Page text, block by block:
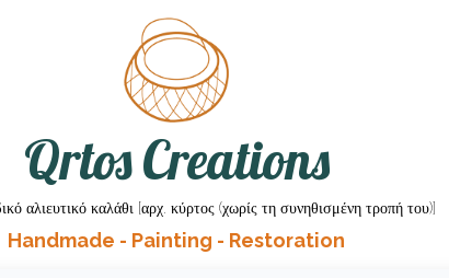
Qrtos Creations
αλιευτικό καλάθι [αρχ. κύρτος (χωρίς τη συνηθισμένη τροπή του)]
Handmade - Painting - Restoration